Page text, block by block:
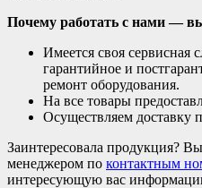
Почему работать с нами —
Имеется своя сервисная
гарантийное и
ремонт оборудования.
На все товары
Осуществляем доставку
Заинтересовала продукция?
менеджером по контактным
интересующую вас